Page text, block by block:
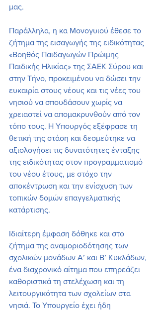
μας.
Παράλληλα, η κα Μονογυιού έθεσε το
ζήτημα της εισαγωγής της ειδικότητας
«Βοηθός Παιδαγωγών Πρώιμης
Παιδικής Ηλικίας» της ΣΑΕΚ Σύρου και
στην Τήνο, προκειμένου να δώσει την
ευκαιρία στους νέους και τις νέες του
νησιού να σπουδάσουν χωρίς να
χρειαστεί να απομακρυνθούν από τον
τόπο τους. Η Υπουργός εξέφρασε τη
θετική της στάση και δεσμεύτηκε να
αξιολογήσει τις δυνατότητες ένταξης
της ειδικότητας στον προγραμματισμό
του νέου έτους, με στόχο την
αποκέντρωση και την ενίσχυση των
τοπικών δομών επαγγελματικής
κατάρτισης.
Ιδιαίτερη έμφαση δόθηκε και στο
ζήτημα της αναμοριοδότησης των
σχολικών μονάδων Α’ και Β’ Κυκλάδων,
ένα διαχρονικό αίτημα που επηρεάζει
καθοριστικά τη στελέχωση και τη
λειτουργικότητα των σχολείων στα
νησιά. Το Υπουργείο έχει ήδη